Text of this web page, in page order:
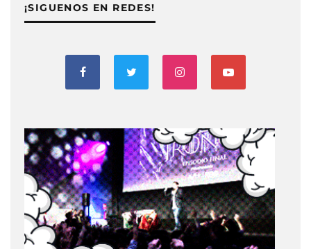
¡SIGUENOS EN REDES!